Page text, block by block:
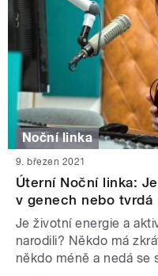
Noční linka
9. březen 2021
Úterní Noční linka:
v genech nebo tvrdá
Je životní energie a
narodili? Někdo má
někdo méně a nedá se